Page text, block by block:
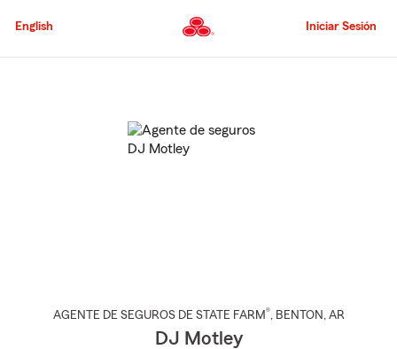
al
principal
English Iniciar Sesión
AGENTE DE SEGUROS DE STATE FARM®, BENTON , AR
DJ Motley